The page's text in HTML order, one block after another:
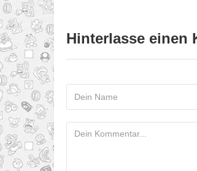
Hinterlasse einen